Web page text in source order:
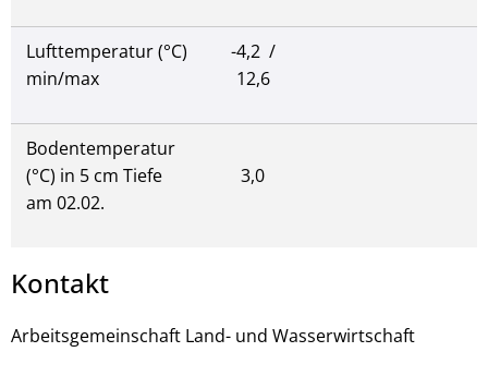
Lufttemperatur (°C)
min/max
-4,2 /
12,6
Bodentemperatur
(°C) in 5 cm Tiefe
am 02.02.
3,0
Kontakt
Arbeitsgemeinschaft Land- und Wasserwirtschaft